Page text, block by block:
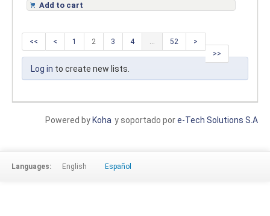
Add to cart
<< < 1 2 3 4 ... 52
>
>>
Log in to create new lists.
y soportado pore-Tech Solutions S.A
Powered by Koha
Languages: English Español